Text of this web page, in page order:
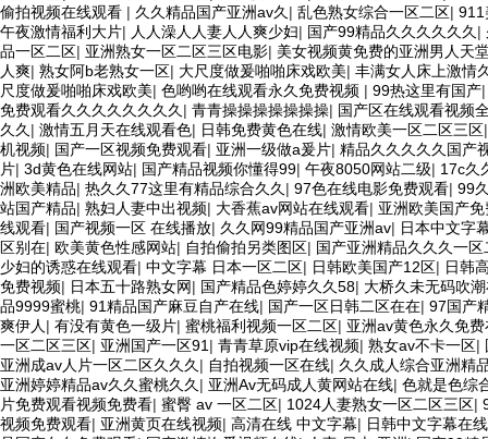
偷拍视频在线观看 | 久久精品国产亚洲av久 | 乱色熟女综合一区二区| 911
午夜激情福利大片| 人人澡人人妻人人爽少妇| 国产99精品久久久久久久 |
品一区二区| 亚洲熟女一区二区三区电影| 美女视频黄免费的亚洲男人天
人爽| 熟女阿b老熟女一区| 大尺度做爰啪啪床戏欧美| 丰满女人床上激情
尺度做爰啪啪床戏欧美| 色哟哟在线观看永久免费视频 | 99热这里有国产
免费观看久久久久久久久久 | 青青操操操操操操操| 国产区在线观看视频
久久 | 激情五月天在线观看色| 日韩免费黄色在线| 激情欧美一区二区三区
机视频| 国产一区视频免费观看| 亚洲一级做a爰片| 精品久久久久久国产
片| 3d黄色在线网站| 国产精品视频你懂得99| 午夜8050网站二级| 17c久
洲欧美精品| 热久久77这里有精品综合久久 | 97色在线电影免费观看| 99
站国产精品| 熟妇人妻中出视频| 大香蕉av网站在线观看| 亚洲欧美国产免
线观看| 国产视频一区 在线播放| 久久网99精品国产亚洲av| 日本中文字
区别在| 欧美黄色性感网站| 自拍偷拍另类图区| 国产亚洲精品久久久一区
少妇的诱惑在线观看| 中文字幕 日本一区二区| 日韩欧美国产12区| 日韩
免费视频| 日本五十路熟女网| 国产精品色婷婷久久58| 大桥久未无码吹
品9999蜜桃| 91精品国产麻豆自产在线| 国产一区日韩二区在在| 97国产
爽伊人 | 有没有黄色一级片| 蜜桃福利视频一区二区| 亚洲av黄色永久免
一区二区三区| 亚洲国产一区91 | 青青草原vip在线视频| 熟女av不卡一区|
亚洲成av人片一区二区久久久 | 自拍视频一区在线| 久久成人综合亚洲精
亚洲婷婷精品av久久蜜桃久久 | 亚洲Av无码成人黄网站在线| 色就是色综
片免费观看视频免费看| 蜜臀 av 一区二区| 1024人妻熟女一区二区三区|
视频免费观看| 亚洲黄页在线视频| 高清在线 中文字幕| 日韩中文字幕在